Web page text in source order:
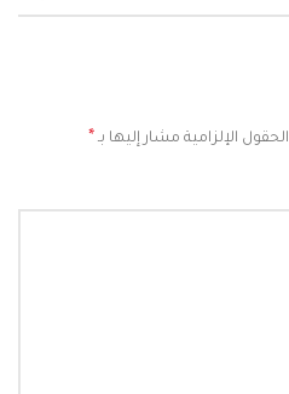
الحقول الإلزامية مشار إليها بـ *